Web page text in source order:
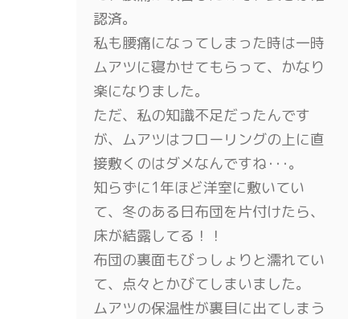
認済。
私も腰痛になってしまった時は一時
ムアツに寝かせてもらって、かなり
楽になりました。
ただ、私の知識不足だったんです
が、ムアツはフローリングの上に直
接敷くのはダメなんですね･･･。
知らずに1年ほど洋室に敷いてい
て、冬のある日布団を片付けたら、
床が結露してる！！
布団の裏面もびっしょりと濡れてい
て、点々とかびてしまいました。
ムアツの保温性が裏目に出てしまう